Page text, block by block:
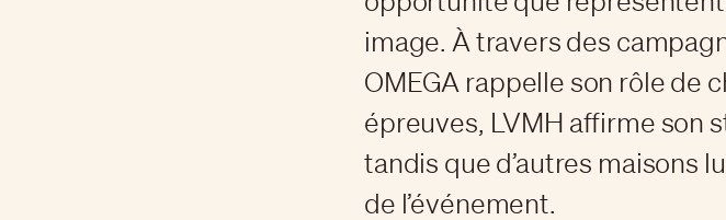
image. À travers des
OMEGA rappelle son rôle de
épreuves, LVMH affirme son
tandis que d’autres maisons
de l’événement.